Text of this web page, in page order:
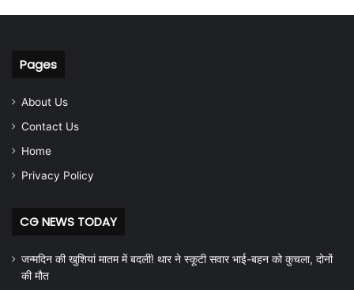
Pages
About Us
Contact Us
Home
Privacy Policy
CG NEWS TODAY
जन्मदिन की खुशियां मातम में बदलीं! थार ने स्कूटी सवार भाई-बहन को कुचला, दोनों
की मौत